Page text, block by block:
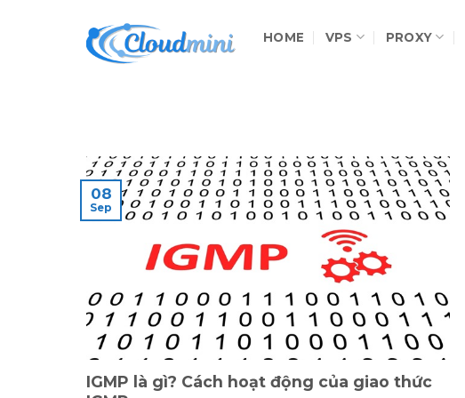
HOME VPS PROXY
IGMP là gì? Cách hoạt động của giao thức
08
Sep